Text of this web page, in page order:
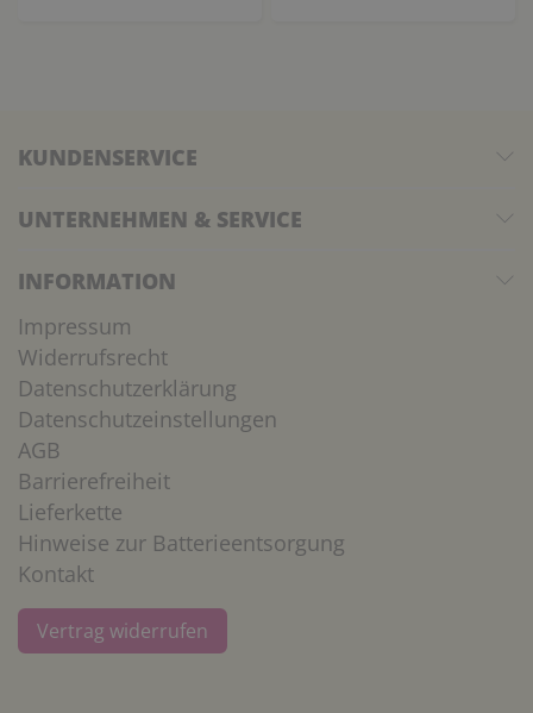
KUNDENSERVICE
UNTERNEHMEN & SERVICE
INFORMATION
Impressum
Widerrufsrecht
Datenschutzerklärung
Datenschutzeinstellungen
AGB
Barrierefreiheit
Lieferkette
Hinweise zur Batterieentsorgung
Kontakt
Vertrag widerrufen